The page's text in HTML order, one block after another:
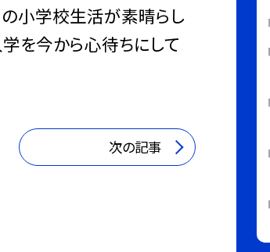
の小学校生活が素晴らし
学を今から心待ちにして
次の記事